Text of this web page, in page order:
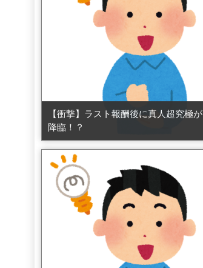
【衝撃】ラスト報酬後に真人超究極が
降臨！？